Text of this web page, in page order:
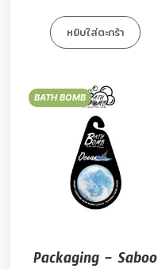
หยิบใส่ตะกร้า
BATH BOMB
Packaging – Saboo